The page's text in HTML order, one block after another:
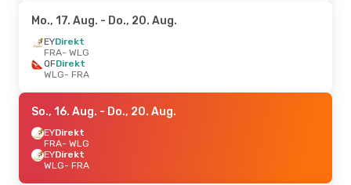
Mo., 17. Aug. - Do., 20. Aug.
EYDirekt
FRA- WLG
QFDirekt
WLG- FRA
So., 16. Aug. - Do., 20. Aug.
EYDirekt
FRA- WLG
EYDirekt
WLG- FRA